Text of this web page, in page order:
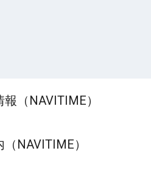
（NAVITIME）
NAVITIME）